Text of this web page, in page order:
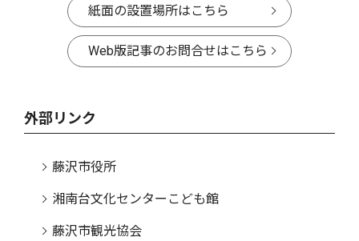
紙面の設置場所はこちら
Web版記事のお問合せはこちら
外部リンク
藤沢市役所
湘南台文化センターこども館
藤沢市観光協会